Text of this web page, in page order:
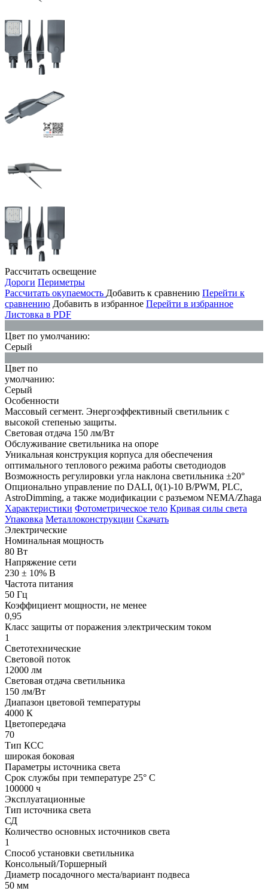
Рассчитать освещение
Дороги Периметры
Рассчитать окупаемость Добавить к сравнению Перейти к
сравнению Добавить в избранное Перейти в избранное
Листовка в PDF
Цвет по умолчанию:
Серый
Цвет по
умолчанию:
Серый
Особенности
Массовый сегмент. Энергоэффективный светильник с
высокой степенью защиты.
Световая отдача 150 лм/Вт
Обслуживание светильника на опоре
Уникальная конструкция корпуса для обеспечения
оптимального теплового режима работы светодиодов
Возможность регулировки угла наклона светильника ±20°
Опционально управление по DALI, 0(1)-10 В/PWM, PLC,
AstroDimming, а также модификации с разъемом NEMA/Zhaga
Характеристики Фотометрическое тело Кривая силы света
Упаковка Металлоконструкции Скачать
Электрические
Номинальная мощность
80 Вт
Напряжение сети
230 ± 10% В
Частота питания
50 Гц
Коэффициент мощности, не менее
0,95
Класс защиты от поражения электрическим током
1
Светотехнические
Световой поток
12000 лм
Световая отдача светильника
150 лм/Вт
Диапазон цветовой температуры
4000 К
Цветопередача
70
Тип КСС
широкая боковая
Параметры источника света
Срок службы при температуре 25° С
100000 ч
Эксплуатационные
Тип источника света
СД
Количество основных источников света
1
Способ установки светильника
Консольный/Торшерный
Диаметр посадочного места/вариант подвеса
50 мм